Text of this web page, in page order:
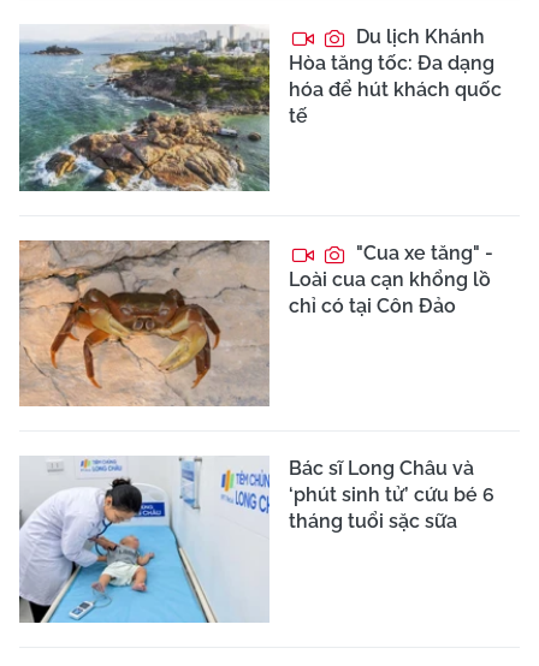
Du lịch Khánh
Hòa tăng tốc: Đa dạng
hóa để hút khách quốc
tế
"Cua xe tăng" -
Loài cua cạn khổng lồ
chỉ có tại Côn Đảo
Bác sĩ Long Châu và
‘phút sinh tử’ cứu bé 6
tháng tuổi sặc sữa